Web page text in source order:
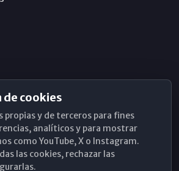
cookies
propias y de terceros para fines
analíticos y para mostrar
como YouTube, X o Instagram.
las cookies, rechazar las